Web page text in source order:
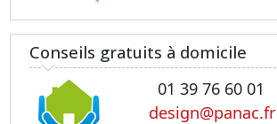
Conseils gratuits à domicile
01 39 76 60 01
design@panac.fr